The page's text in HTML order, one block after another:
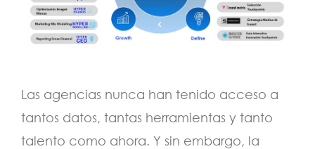
Las agencias nunca han tenido acceso a
tantos datos, tantas herramientas y tanto
talento como ahora. Y sin embargo, la